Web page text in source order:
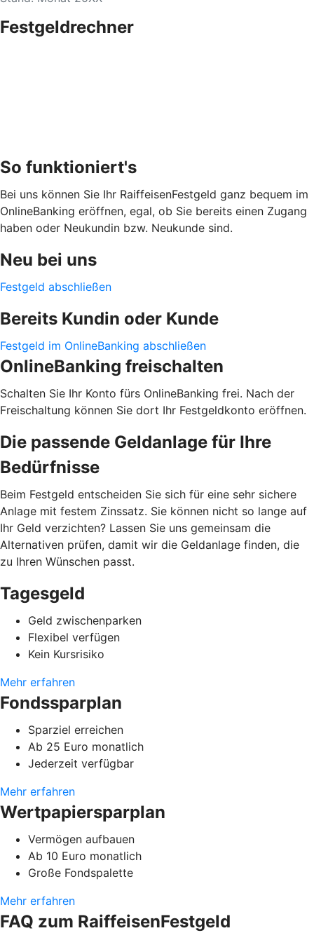
Festgeldrechner
So funktioniert's
Bei uns können Sie Ihr RaiffeisenFestgeld ganz bequem im
OnlineBanking eröffnen, egal, ob Sie bereits einen Zugang
haben oder Neukundin bzw. Neukunde sind.
Neu bei uns
Festgeld abschließen
Bereits Kundin oder Kunde
Festgeld im OnlineBanking abschließen
OnlineBanking freischalten
Schalten Sie Ihr Konto fürs OnlineBanking frei. Nach der
Freischaltung können Sie dort Ihr Festgeldkonto eröffnen.
Die passende Geldanlage für Ihre
Bedürfnisse
Beim Festgeld entscheiden Sie sich für eine sehr sichere
Anlage mit festem Zinssatz. Sie können nicht so lange auf
Ihr Geld verzichten? Lassen Sie uns gemeinsam die
Alternativen prüfen, damit wir die Geldanlage finden, die
zu Ihren Wünschen passt.
Tagesgeld
Geld zwischenparken
Flexibel verfügen
Kein Kursrisiko
Mehr erfahren
Fondssparplan
Sparziel erreichen
Ab 25 Euro monatlich
Jederzeit verfügbar
Mehr erfahren
Wertpapiersparplan
Vermögen aufbauen
Ab 10 Euro monatlich
Große Fondspalette
Mehr erfahren
FAQ zum RaiffeisenFestgeld